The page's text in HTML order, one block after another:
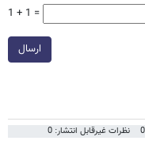
1 + 1 =
ارسال
نظرات غیرقابل انتشار: 0